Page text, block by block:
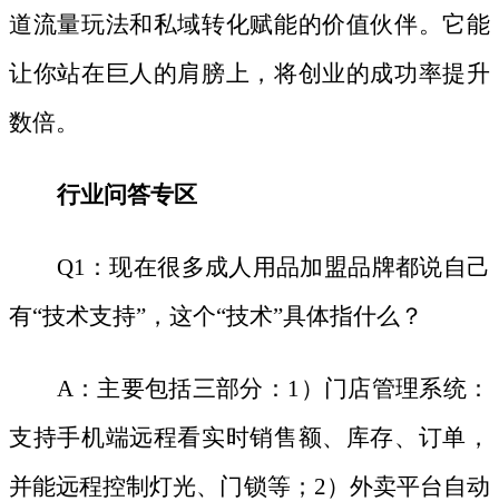
道流量玩法和私域转化赋能的价值伙伴。它能
让你站在巨人的肩膀上，将创业的成功率提升
数倍。
行业问答专区
Q1：现在很多成人用品加盟品牌都说自己
有“技术支持”，这个“技术”具体指什么？
A：主要包括三部分：1）门店管理系统：
支持手机端远程看实时销售额、库存、订单，
并能远程控制灯光、门锁等；2）外卖平台自动